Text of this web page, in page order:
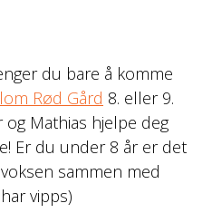
du bare å komme
Rød Gård 8. eller 9.
Mathias hjelpe deg
Er du under 8 år er det
sammen med
vipps)